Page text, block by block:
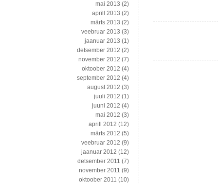
mai 2013 (2)
aprill 2013 (2)
märts 2013 (2)
veebruar 2013 (3)
jaanuar 2013 (1)
detsember 2012 (2)
november 2012 (7)
oktoober 2012 (4)
september 2012 (4)
august 2012 (3)
juuli 2012 (1)
juuni 2012 (4)
mai 2012 (3)
aprill 2012 (12)
märts 2012 (5)
veebruar 2012 (9)
jaanuar 2012 (12)
detsember 2011 (7)
november 2011 (9)
oktoober 2011 (10)